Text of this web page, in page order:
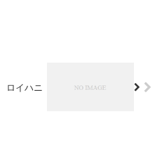
ロイハニ